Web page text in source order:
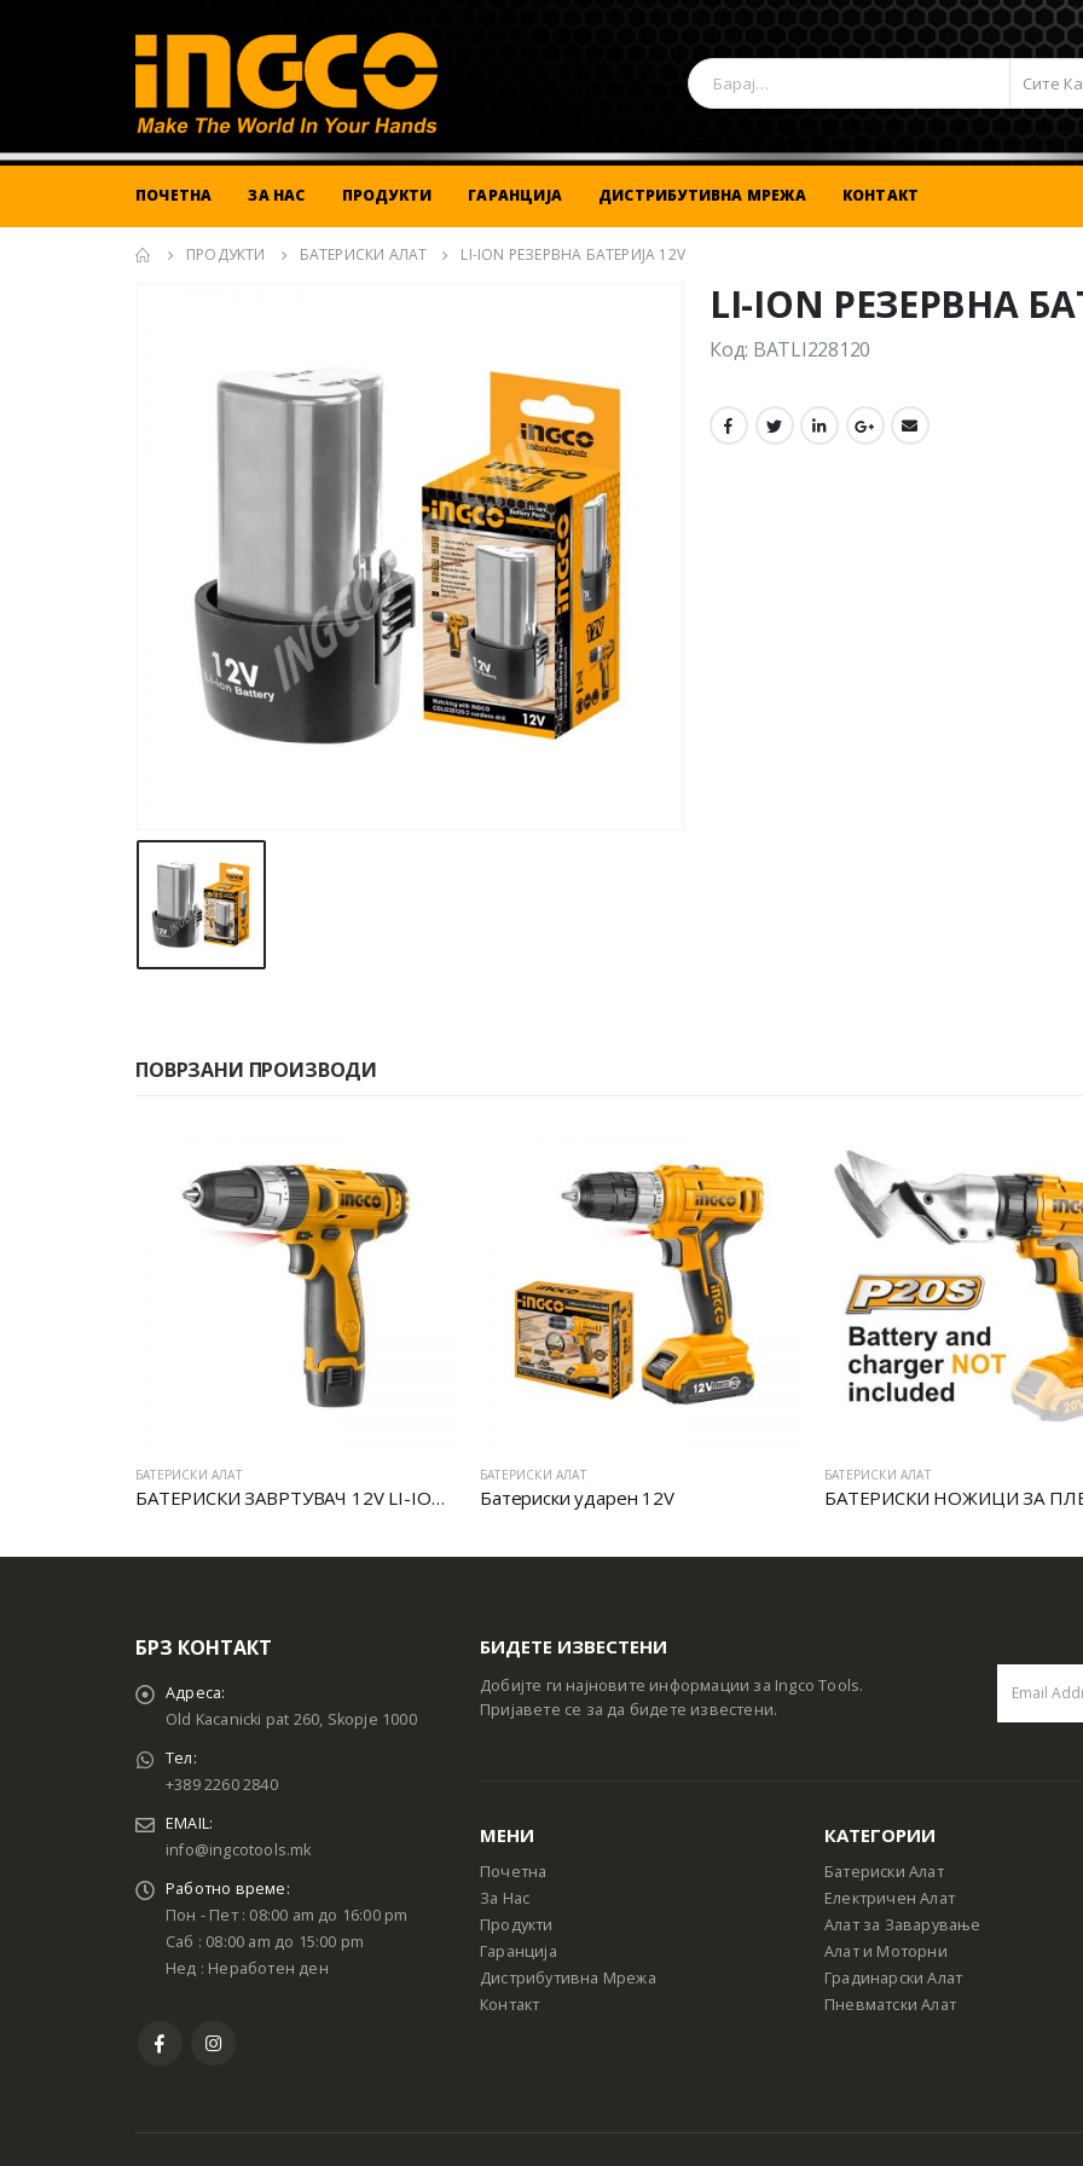
Сите
ПОЧЕТНА ЗА НАС ПРОДУКТИ ГАРАНЦИЈА ДИСТРИБУТИВНА МРЕЖА КОНТАКТ
ПРОДУКТИ БАТЕРИСКИ АЛАТ LI-ION РЕЗЕРВНА БАТЕРИЈА 12V
LI-ION РЕЗЕРВНА
Код: BATLI228120
ПОВРЗАНИ ПРОИЗВОДИ
БАТЕРИСКИ АЛАТ
БАТЕРИСКИ ЗАВРТУВАЧ 12V LI-ION СО УДАР
БАТЕРИСКИ АЛАТ
Батериски ударен 12V
БАТЕРИСКИ АЛАТ
БРЗ КОНТАКТ
Адреса:
Old Kacanicki pat 260, Skopje 1000
Тел:
+389 2260 2840
EMAIL:
info@ingcotools.mk
Работно време:
Пон - Пет : 08:00 am до 16:00 pm
Саб : 08:00 am до 15:00 pm
Нед : Неработен ден
БИДЕТЕ ИЗВЕСТЕНИ
Добијте ги најновите информации за Ingco Tools.
Пријавете се за да бидете известени.
МЕНИ
Почетна
За Нас
Продукти
Гаранција
Дистрибутивна Мрежа
Контакт
КАТЕГОРИИ
Батериски Алат
Електричен Алат
Алат за Заварување
Алат и Моторни
Градинарски Алат
Пневматски Алат